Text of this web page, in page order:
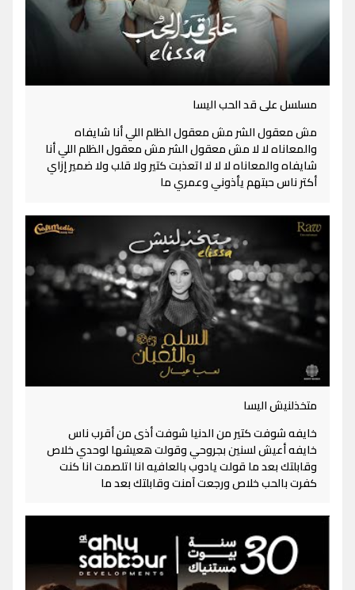
مسلسل على قد الحب اليسا
مش معقول الشر مش معقول الظلم اللي أنا شايفاه
والمعاناه لا لا مش معقول الشر مش معقول الظلم اللي أنا
شايفاه والمعاناه لا لا لا اتعذبت كتير ولا قلب ولا ضمير إزاي
أكتر ناس حبتهم يأذوني وعمري ما
متخذلنيش اليسا
خايفه شوفت كتير من الدنيا شوفت أذى من أقرب ناس
خايفه أعيش لسنين بجروحي وقولت هعيشها لوحدي خلاص
وقابلتك بعد ما قولت يادوب بالعافيه انا اتلصمت انا كنت
كفرت بالحب خلاص ورجعت آمنت وقابلتك بعد ما